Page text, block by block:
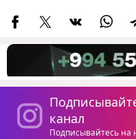
канал
Подписывайтесь на